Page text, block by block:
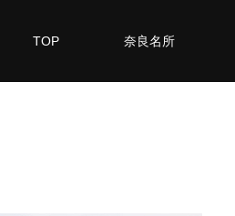
TOP 奈良名所